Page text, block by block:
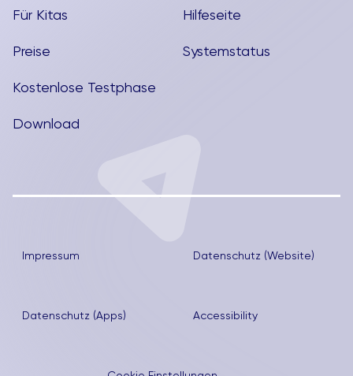
Für Kitas
Preise
Kostenlose Testphase
Download
Hilfeseite
Systemstatus
Impressum Datenschutz (Website)
Datenschutz (Apps) Accessibility